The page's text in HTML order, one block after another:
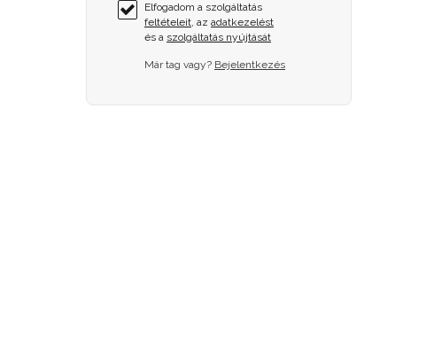
Elfogadom a szolgáltatás
feltételeit, az adatkezelést
és a szolgáltatás nyújtását
Már tag vagy? Bejelentkezés